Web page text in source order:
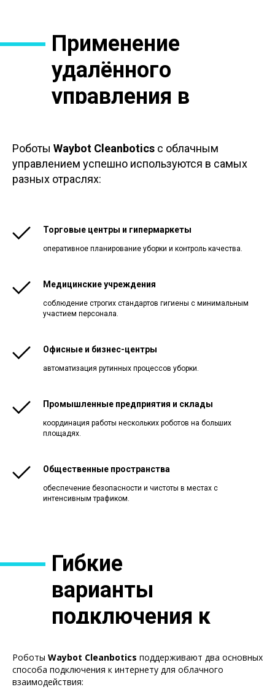
Применение
удалённого
управления в
сферах
Роботы Waybot Cleanbotics с облачным
управлением успешно используются в самых
разных отраслях:
Торговые центры и гипермаркеты
оперативное планирование уборки и контроль качества.
Медицинские учреждения
соблюдение строгих стандартов гигиены с минимальным
участием персонала.
Офисные и бизнес-центры
автоматизация рутинных процессов уборки.
Промышленные предприятия и склады
координация работы нескольких роботов на больших
площадях.
Общественные пространства
обеспечение безопасности и чистоты в местах с
интенсивным трафиком.
Гибкие
варианты
подключения к
Роботы Waybot Cleanbotics поддерживают два основных
способа подключения к интернету для облачного
взаимодействия: